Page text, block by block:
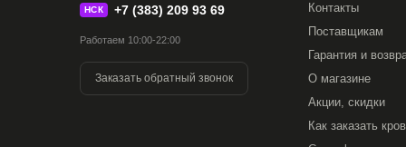
НСК +7 (383) 209 93 69
Работаем 10:00-22:00
Заказать обратный звонок
Контакты
Поставщикам
Гарантия и
О магазине
Акции, скидки
Как заказать